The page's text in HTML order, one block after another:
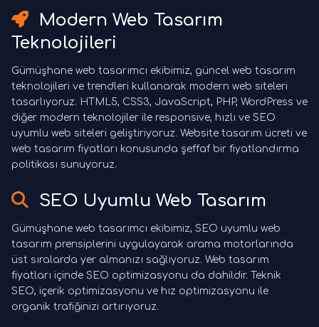
Modern Web Tasarım
Teknolojileri
Gümüşhane web tasarımcı ekibimiz, güncel web tasarım
teknolojileri ve trendleri kullanarak modern web siteleri
tasarlıyoruz. HTML5, CSS3, JavaScript, PHP, WordPress ve
diğer modern teknolojiler ile responsive, hızlı ve SEO
uyumlu web siteleri geliştiriyoruz. Website tasarım ücreti ve
web tasarım fiyatları konusunda şeffaf bir fiyatlandırma
politikası sunuyoruz.
SEO Uyumlu Web Tasarım
Gümüşhane web tasarımcı ekibimiz, SEO uyumlu web
tasarım prensiplerini uygulayarak arama motorlarında
üst sıralarda yer almanızı sağlıyoruz. Web tasarım
fiyatları içinde SEO optimizasyonu da dahildir. Teknik
SEO, içerik optimizasyonu ve hız optimizasyonu ile
organik trafiğinizi artırıyoruz.